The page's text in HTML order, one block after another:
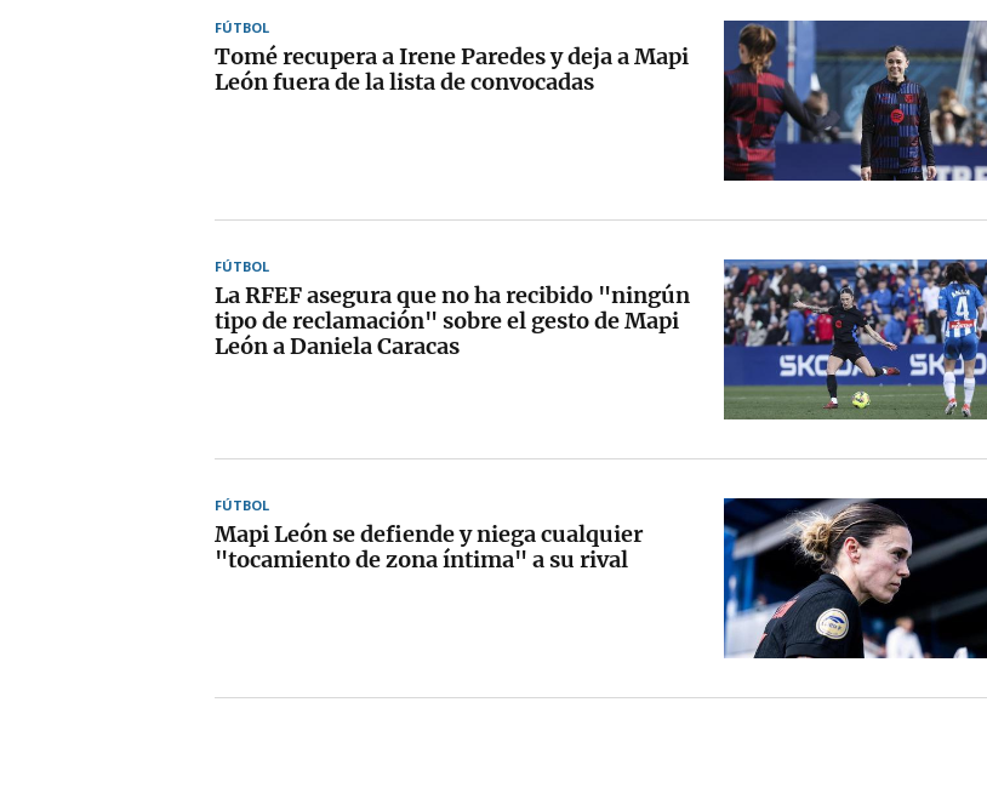
FÚTBOL
Tomé recupera a Irene Paredes y deja a Mapi
León fuera de la lista de convocadas
FÚTBOL
La RFEF asegura que no ha recibido "ningún
tipo de reclamación" sobre el gesto de Mapi
León a Daniela Caracas
FÚTBOL
Mapi León se defiende y niega cualquier
"tocamiento de zona íntima" a su rival